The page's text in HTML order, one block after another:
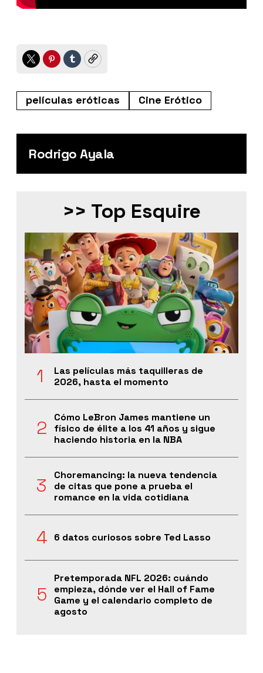
TwitterPinterest
TumblrCopy
películas eróticas Cine Erótico
Rodrigo Ayala
>> Top Esquire
Las películas más taquilleras de
2026, hasta el momento
Cómo LeBron James mantiene un
físico de élite a los 41 años y sigue
haciendo historia en la NBA
Choremancing: la nueva tendencia
de citas que pone a prueba el
romance en la vida cotidiana
6 datos curiosos sobre Ted Lasso
Pretemporada NFL 2026: cuándo
empieza, dónde ver el Hall of Fame
Game y el calendario completo de
agosto